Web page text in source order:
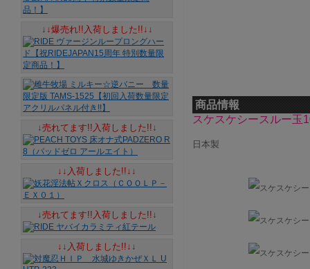
商品情報
スケスケシースルー
日本製
↓↓爆売れ!!入荷しました!!↓↓
↓売れてます!!入荷しました!!↓
↓↓入荷しました!!↓↓
↓売れてます!!入荷しました!!↓
↓↓入荷しました!!↓↓